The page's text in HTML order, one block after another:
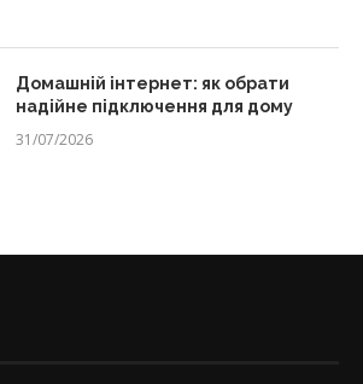
Домашній інтернет: як обрати
надійне підключення для дому
31/07/2026